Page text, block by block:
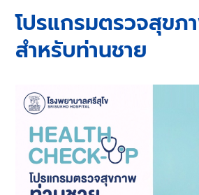
โปรแกรมตรวจสุขภ
สำหรับท่านชาย